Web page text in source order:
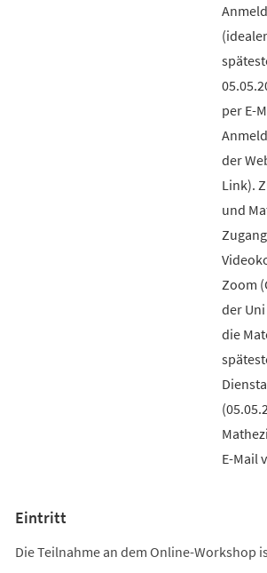
per E-
der
Link).
und
Zoom
der
die
E-Mail
Eintritt
Die Teilnahme an dem Online-Workshop